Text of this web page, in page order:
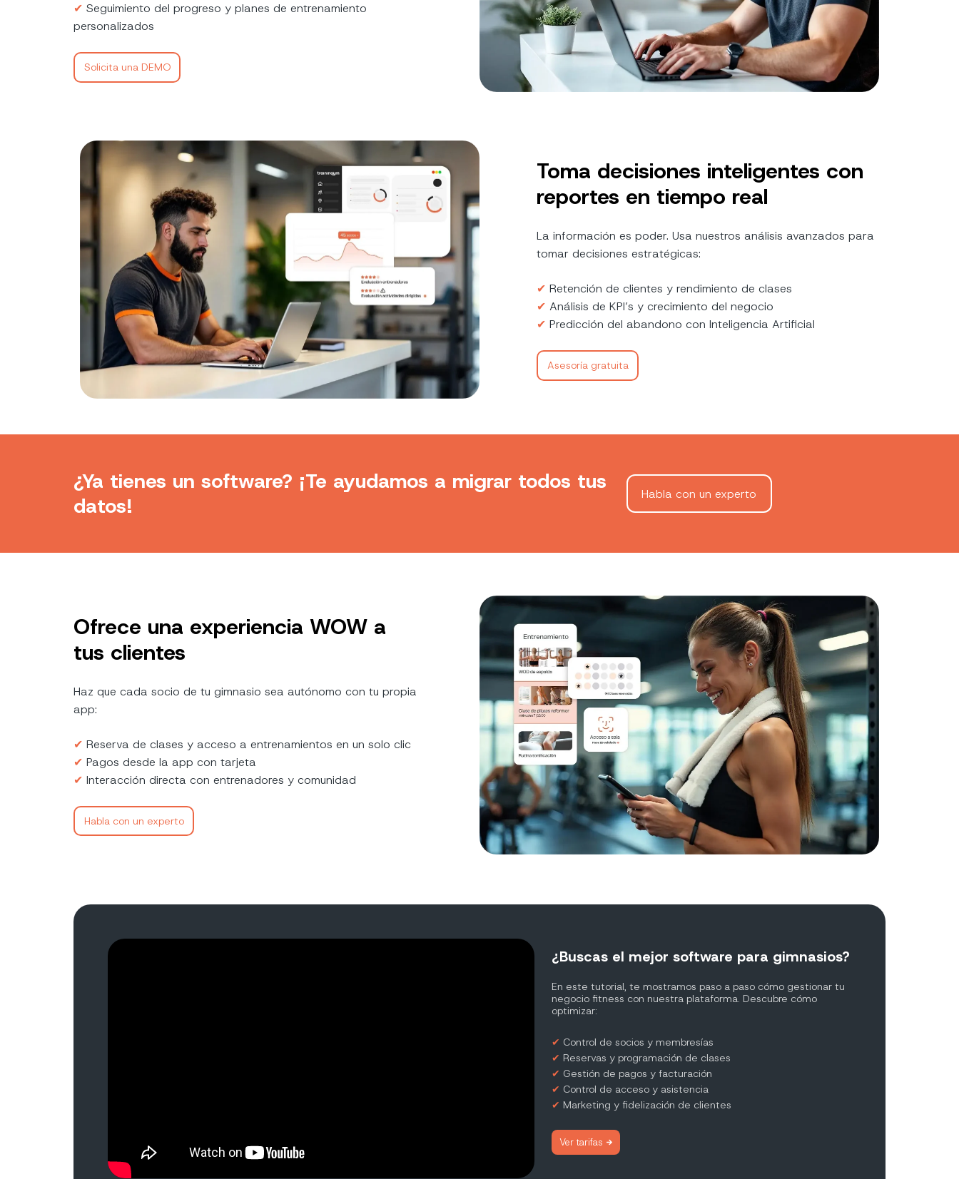
✔︎ Seguimiento del progreso y planes de entrenamiento
personalizados
Solicita una DEMO
Toma decisiones inteligentes con
reportes en tiempo real
La información es poder. Usa nuestros análisis avanzados para
tomar decisiones estratégicas:
✔︎ Retención de clientes y rendimiento de clases
✔︎ Análisis de KPI’s y crecimiento del negocio
✔︎ Predicción del abandono con Inteligencia Artificial
Asesoría gratuita
¿Ya tienes un software? ¡Te ayudamos a migrar todos tus
datos!
Habla con un experto
Ofrece una experiencia WOW a
tus clientes
Haz que cada socio de tu gimnasio sea autónomo con tu propia
app:
✔︎ Reserva de clases y acceso a entrenamientos en un solo clic
✔︎ Pagos desde la app con tarjeta
✔︎ Interacción directa con entrenadores y comunidad
Habla con un experto
¿Buscas el mejor software para gimnasios?
En este tutorial, te mostramos paso a paso cómo gestionar tu
negocio fitness con nuestra plataforma. Descubre cómo
optimizar:
✔︎ Control de socios y membresías
✔︎ Reservas y programación de clases
✔︎ Gestión de pagos y facturación
✔︎ Control de acceso y asistencia
✔︎ Marketing y fidelización de clientes
Ver tarifas